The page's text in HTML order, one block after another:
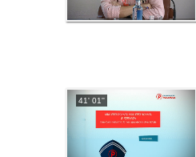
41' 01''